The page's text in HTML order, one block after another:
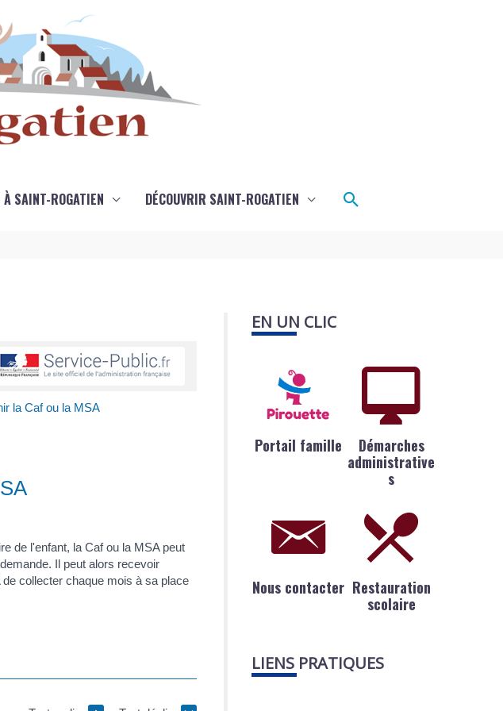
À SAINT-ROGATIEN DÉCOUVRIR SAINT-ROGATIEN Rechercher
la Caf ou la MSA
de l'enfant, la Caf ou la MSA peut
Il peut alors recevoir
collecter chaque mois à sa place
EN UN CLIC
Portail famille
Démarches
administrative
s
Nous contacter Restauration
scolaire
LIENS PRATIQUES